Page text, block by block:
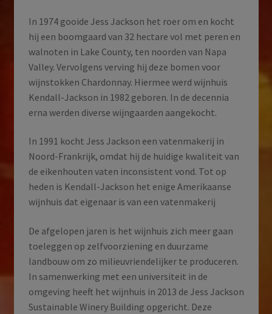
In 1974 gooide Jess Jackson het roer om en kocht
hij een boomgaard van 32 hectare vol met peren en
walnoten in Lake County, ten noorden van Napa
Valley. Vervolgens verving hij deze bomen voor
wijnstokken Chardonnay. Hiermee werd wijnhuis
Kendall-Jackson in 1982 geboren. In de decennia
erna werden diverse wijngaarden aangekocht.
In 1991 kocht Jess Jackson een vatenmakerij in
Noord-Frankrijk, omdat hij de huidige kwaliteit van
de eikenhouten vaten inconsistent vond. Tot op
heden is Kendall-Jackson het enige Amerikaanse
wijnhuis dat eigenaar is van een vatenmakerij
De afgelopen jaren is het wijnhuis zich meer gaan
toeleggen op zelfvoorziening en duurzame
landbouw om zo milieuvriendelijker te produceren.
In samenwerking met een universiteit in de
omgeving heeft het wijnhuis in 2013 de Jess Jackson
Sustainable Winery Building opgericht. Deze